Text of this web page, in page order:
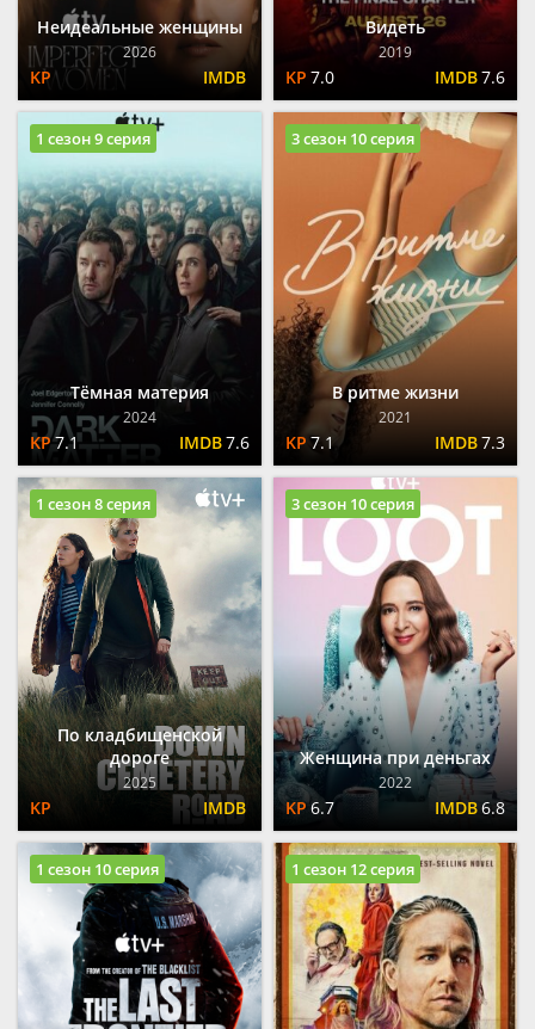
Неидеальные женщины
2026
Видеть
2019
7.0 7.6
Тёмная материя
2024
7.1 7.6
1 сезон 9 серия
В ритме жизни
2021
7.1 7.3
3 сезон 10 серия
По кладбищенской
дороге
2025
1 сезон 8 серия
Женщина при деньгах
2022
6.7 6.8
3 сезон 10 серия
1 сезон 10 серия 1 сезон 12 серия